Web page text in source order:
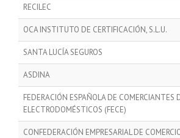
RECILEC
OCA INSTITUTO DE CERTIFICACIÓN, S.L.U.
SANTA LUCÍA SEGUROS
ASDINA
FEDERACIÓN ESPAÑOLA DE COMERCIANTES
ELECTRODOMÉSTICOS (FECE)
CONFEDERACIÓN EMPRESARIAL DE